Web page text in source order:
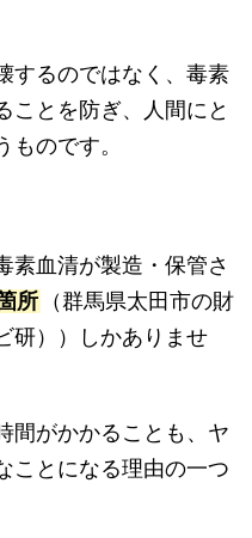
するのではなく、毒素
ことを防ぎ、人間にと
ものです。
素血清が製造・保管さ
所 （群馬県太田市の財
研））しかありませ
間がかかることも、ヤ
ことになる理由の一つ